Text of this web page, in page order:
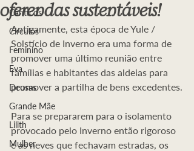
Cânticos
Círculos
Feminino
Eva
Deusas
Grande Mãe
Lilith
Mulher
oferendas sustentáveis!
Antigamente, esta época de Yule /
Solstício de Inverno era uma forma de
promover uma último reunião entre
famílias e habitantes das aldeias para
promover a partilha de bens excedentes.
Para se prepararem para o isolamento
provocado pelo Inverno então rigoroso
e as neves que fechavam estradas, os